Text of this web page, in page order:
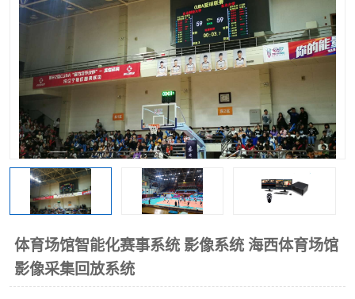
体育场馆智能化赛事系统 影像系统 海西体育场馆
影像采集回放系统